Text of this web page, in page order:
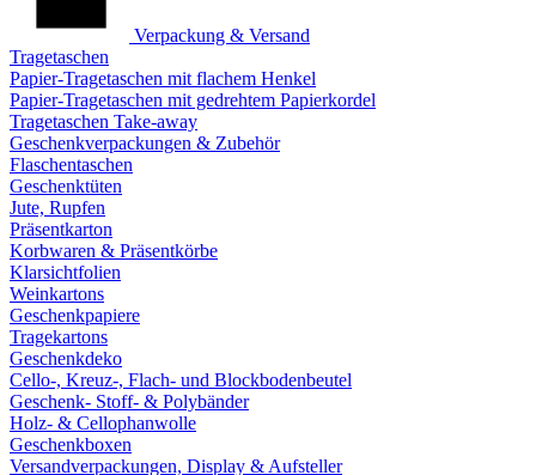
Verpackung & Versand
Tragetaschen
Papier-Tragetaschen mit flachem Henkel
Papier-Tragetaschen mit gedrehtem Papierkordel
Tragetaschen Take-away
Geschenkverpackungen & Zubehör
Flaschentaschen
Geschenktüten
Jute, Rupfen
Präsentkarton
Korbwaren & Präsentkörbe
Klarsichtfolien
Weinkartons
Geschenkpapiere
Tragekartons
Geschenkdeko
Cello-, Kreuz-, Flach- und Blockbodenbeutel
Geschenk- Stoff- & Polybänder
Holz- & Cellophanwolle
Geschenkboxen
Versandverpackungen, Display & Aufsteller